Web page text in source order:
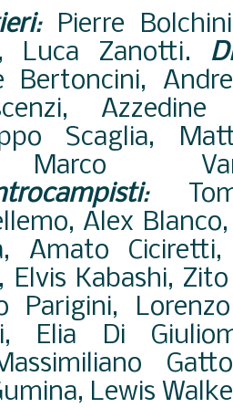
:Pierre
Luca Zanotti.
Bertoncini,
Scaglia,
Marco
:
Alex
Amato
Elvis Kabashi,
Parigini,
Elia Di
Lewis